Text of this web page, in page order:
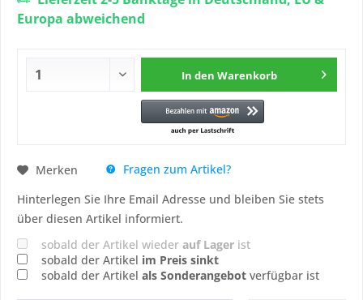
Europa abweichend
In den Warenkorb
Merken
Fragen zum Artikel?
Hinterlegen Sie Ihre Email Adresse und bleiben Sie stets
über diesen Artikel informiert.
sobald der Artikel wieder auf Lager ist
sobald der Artikel im Preis sinkt
sobald der Artikel als Sonderangebot verfügbar ist